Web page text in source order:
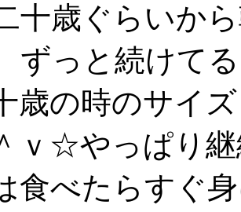
十歳ぐらいか
ずっと続けて
歳の時のサイ
ｖ☆やっぱり
食べたらすぐ